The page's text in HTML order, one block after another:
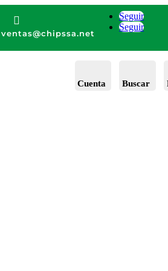

ventas@chipssa.net
Seguir
Seguir
Cuenta Buscar